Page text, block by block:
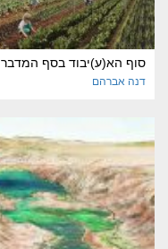
סוף הא(ע)יבוד בסף המדבר
דנה אברהם